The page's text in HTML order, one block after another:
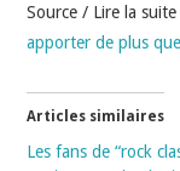
Source / Lire la
apporter de plus
Articles similaires
Les fans de “rock